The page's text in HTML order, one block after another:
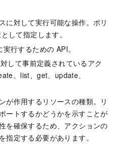
に対して実行可能な操作。ポリ
して指定します。
行するための API。
して事前定義されているアク
、list、get、update、
が作用するリソースの種類。リ
ートするかどうかを示すことが
を確保するため、アクションの
指定する必要があります。